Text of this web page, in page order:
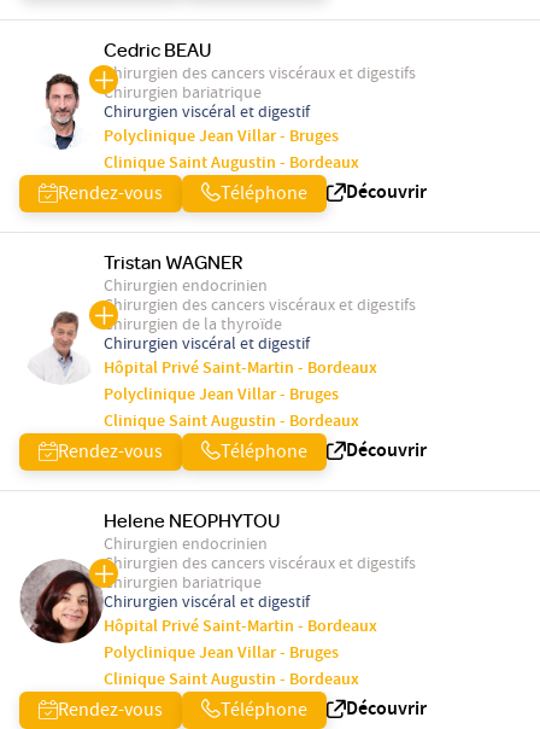
Cedric BEAU
Chirurgien des cancers viscéraux et digestifs
Chirurgien bariatrique
Chirurgien viscéral et digestif
Polyclinique Jean Villar - Bruges
Clinique Saint Augustin - Bordeaux
Rendez-vous Téléphone Découvrir
Tristan WAGNER
Chirurgien endocrinien
Chirurgien des cancers viscéraux et digestifs
Chirurgien de la thyroïde
Chirurgien viscéral et digestif
Hôpital Privé Saint-Martin - Bordeaux
Polyclinique Jean Villar - Bruges
Clinique Saint Augustin - Bordeaux
Rendez-vous Téléphone Découvrir
Helene NEOPHYTOU
Chirurgien endocrinien
Chirurgien des cancers viscéraux et digestifs
Chirurgien bariatrique
Chirurgien viscéral et digestif
Hôpital Privé Saint-Martin - Bordeaux
Polyclinique Jean Villar - Bruges
Clinique Saint Augustin - Bordeaux
Rendez-vous Téléphone Découvrir